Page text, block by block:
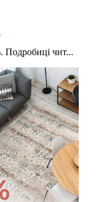
Подробиці чит...